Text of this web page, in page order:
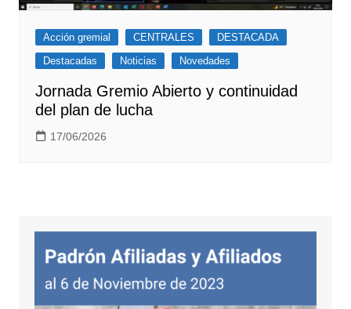
Acción gremial CENTRALES
DESTACADA
Destacadas
Noticias Novedades
Jornada Gremio Abierto y continuidad
del plan de lucha
17/06/2026